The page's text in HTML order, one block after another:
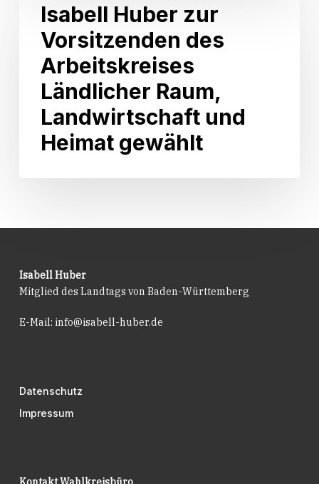
getreten.
Huber
Vorsitzenden
Arbeitskreises
Ländlicher
Landwirtschaft
Isabell Huber zur
Vorsitzenden des
Arbeitskreises
Ländlicher Raum,
Landwirtschaft und
Heimat gewählt
Isabell Huber
Mitglied des Landtags von Baden-Württemberg
E-Mail: info@isabell-huber.de
Datenschutz
Impressum